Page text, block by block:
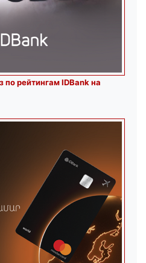
по рейтингам IDBank на